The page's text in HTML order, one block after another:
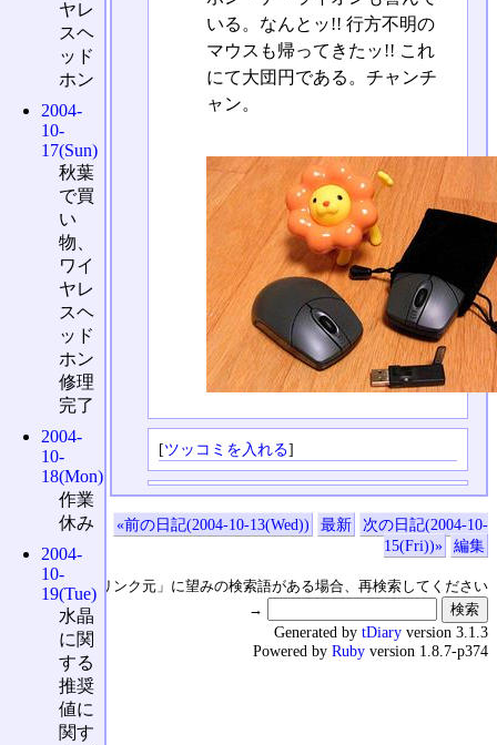
いる。なんとッ!! 行方不明の
マウスも帰ってきたッ!! これ
にて大団円である。チャンチ
ャン。
[ツッコミを入れる]
«前の日記(2004-10-13(Wed)) 最新
次の日記(2004-10-
15(Fri))»
編集
↑の「本日のリンク元」に望みの検索語がある場合、再検索してください
→
ヤレ
スヘ
ッド
ホン
2004-
10-
17(Sun)
秋葉
で買
い
物、
ワイ
ヤレ
スヘ
ッド
ホン
修理
完了
2004-
10-
18(Mon)
作業
休み
2004-
10-
19(Tue)
水晶
に関
する
推奨
値に
関す
Generated by tDiary version 3.1.3
Powered by Ruby version 1.8.7-p374